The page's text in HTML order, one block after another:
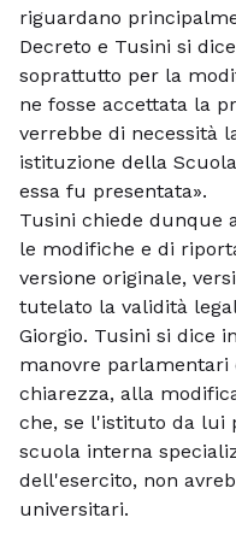
riguardano
Decreto e Tusini si
soprattutto per la
ne fosse accettata la
verrebbe di necessità
istituzione della
essa fu presentata».
Tusini chiede dunque
le modifiche e di
versione originale,
tutelato la validità
Giorgio. Tusini si dice
manovre parlamentari
chiarezza, alla
che, se l'istituto da lui
scuola interna
dell'esercito, non
universitari.